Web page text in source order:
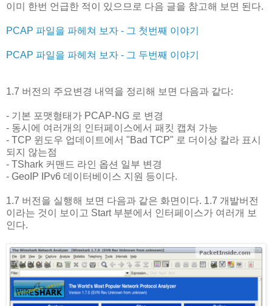
이미 한번 언급한 적이 있으므로 다음 글을 참고해 보면 된다.
PCAP 파일을 파헤쳐 보자 - 그 첫번째 이야기
PCAP 파일을 파헤쳐 보자 - 그 두번째 이야기
1.7 버전의 주요변경 내역을 정리해 보면 다음과 같다:
- 기본 포맷형태가 PCAP-NG 로 변경
- 동시에 여러개의 인터페이스에서 패킷 캡쳐 가능
- TCP 윈도우 업데이트에서 "Bad TCP" 로 더이상 칼라 표시
되지 않는점
- TShark 커맨드 라인 옵션 일부 변경
- GeoIP IPv6 데이터베이스 지원 등이다.
1.7 버전을 실행해 보면 다음과 같은 화면이다. 1.7 개발버전
이라는 것이 보이고 Start 부분에서 인터페이스가 여러개 보
인다.